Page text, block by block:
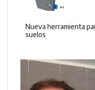
Nueva herramienta
suelos